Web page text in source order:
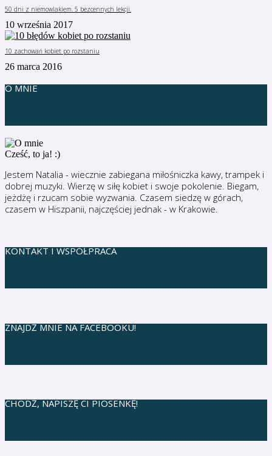
50 dni z niemowlakiem. 5 bezcennych lekcji.
10 września 2017
10 zachowań kobiet po rozstaniu
26 marca 2016
O MNIE
Cześć, to ja! :)
Jestem Natalia - wiecznie zabiegana miłośniczka kawy, trampek i
dobrej muzyki. Wierzę w siłę kobiet i swoje pokolenie. Biegam,
jeżdżę i rzucam sobie wyzwania. Czasem siedzę w górach,
czasem w Hiszpanii, najczęściej jednak - w Krakowie.
KONTAKT I WSPÓŁPRACA
ZNAJDŹ MNIE NA FACEBOOKU!
CHODŹ, NAPISZĘ CI PIOSENKĘ!